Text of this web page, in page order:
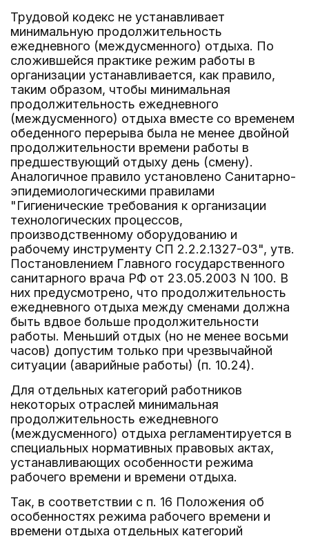
Трудовой кодекс не устанавливает
минимальную продолжительность
ежедневного (междусменного) отдыха. По
сложившейся практике режим работы в
организации устанавливается, как правило,
таким образом, чтобы минимальная
продолжительность ежедневного
(междусменного) отдыха вместе со временем
обеденного перерыва была не менее двойной
продолжительности времени работы в
предшествующий отдыху день (смену).
Аналогичное правило установлено Санитарно-
эпидемиологическими правилами
"Гигиенические требования к организации
технологических процессов,
производственному оборудованию и
рабочему инструменту СП 2.2.2.1327-03", утв.
Постановлением Главного государственного
санитарного врача РФ от 23.05.2003 N 100. В
них предусмотрено, что продолжительность
ежедневного отдыха между сменами должна
быть вдвое больше продолжительности
работы. Меньший отдых (но не менее восьми
часов) допустим только при чрезвычайной
ситуации (аварийные работы) (п. 10.24).
Для отдельных категорий работников
некоторых отраслей минимальная
продолжительность ежедневного
(междусменного) отдыха регламентируется в
специальных нормативных правовых актах,
устанавливающих особенности режима
рабочего времени и времени отдыха.
Так, в соответствии с п. 16 Положения об
особенностях режима рабочего времени и
времени отдыха отдельных категорий